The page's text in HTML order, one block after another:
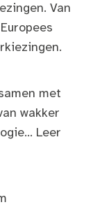
Van
met
wakker
Leer